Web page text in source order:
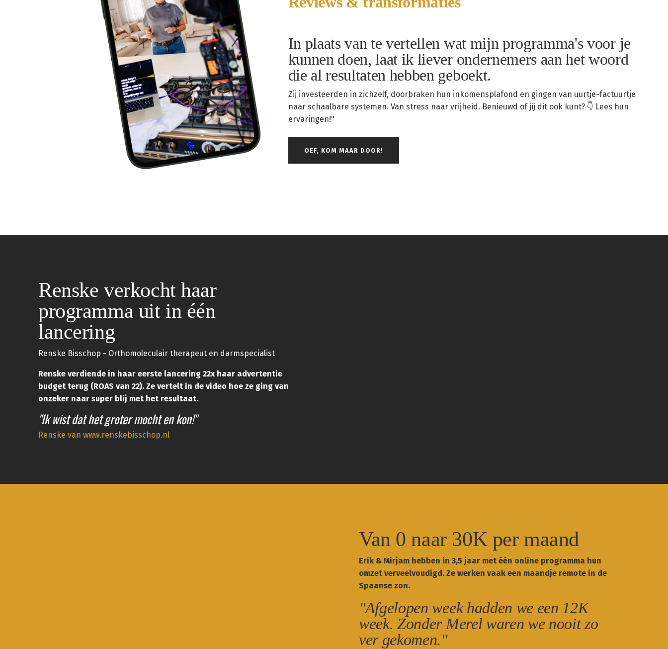
In plaats van te vertellen wat mijn programma's voor je
kunnen doen, laat ik liever ondernemers aan het woord
die al resultaten hebben geboekt.
Zij investeerden in zichzelf, doorbraken hun inkomensplafond en gingen van uurtje-factuurtje
naar schaalbare systemen. Van stress naar vrijheid. Benieuwd of jij dit ook kunt? 👇 Lees hun
ervaringen!"
OEF, KOM MAAR DOOR!
Renske verkocht haar
programma uit in één
lancering
Renske Bisschop - Orthomoleculair therapeut en darmspecialist
Renske verdiende in haar eerste lancering 22x haar advertentie
budget terug (ROAS van 22). Ze vertelt in de video hoe ze ging van
onzeker naar super blij met het resultaat.
"Ik wist dat het groter mocht en kon!"
Renske van www.renskebisschop.nl
Van 0 naar 30K per maand
Erik & Mirjam hebben in 3,5 jaar met één online programma hun
omzet verveelvoudigd. Ze werken vaak een maandje remote in de
Spaanse zon.
"Afgelopen week hadden we een 12K
week. Zonder Merel waren we nooit zo
ver gekomen."